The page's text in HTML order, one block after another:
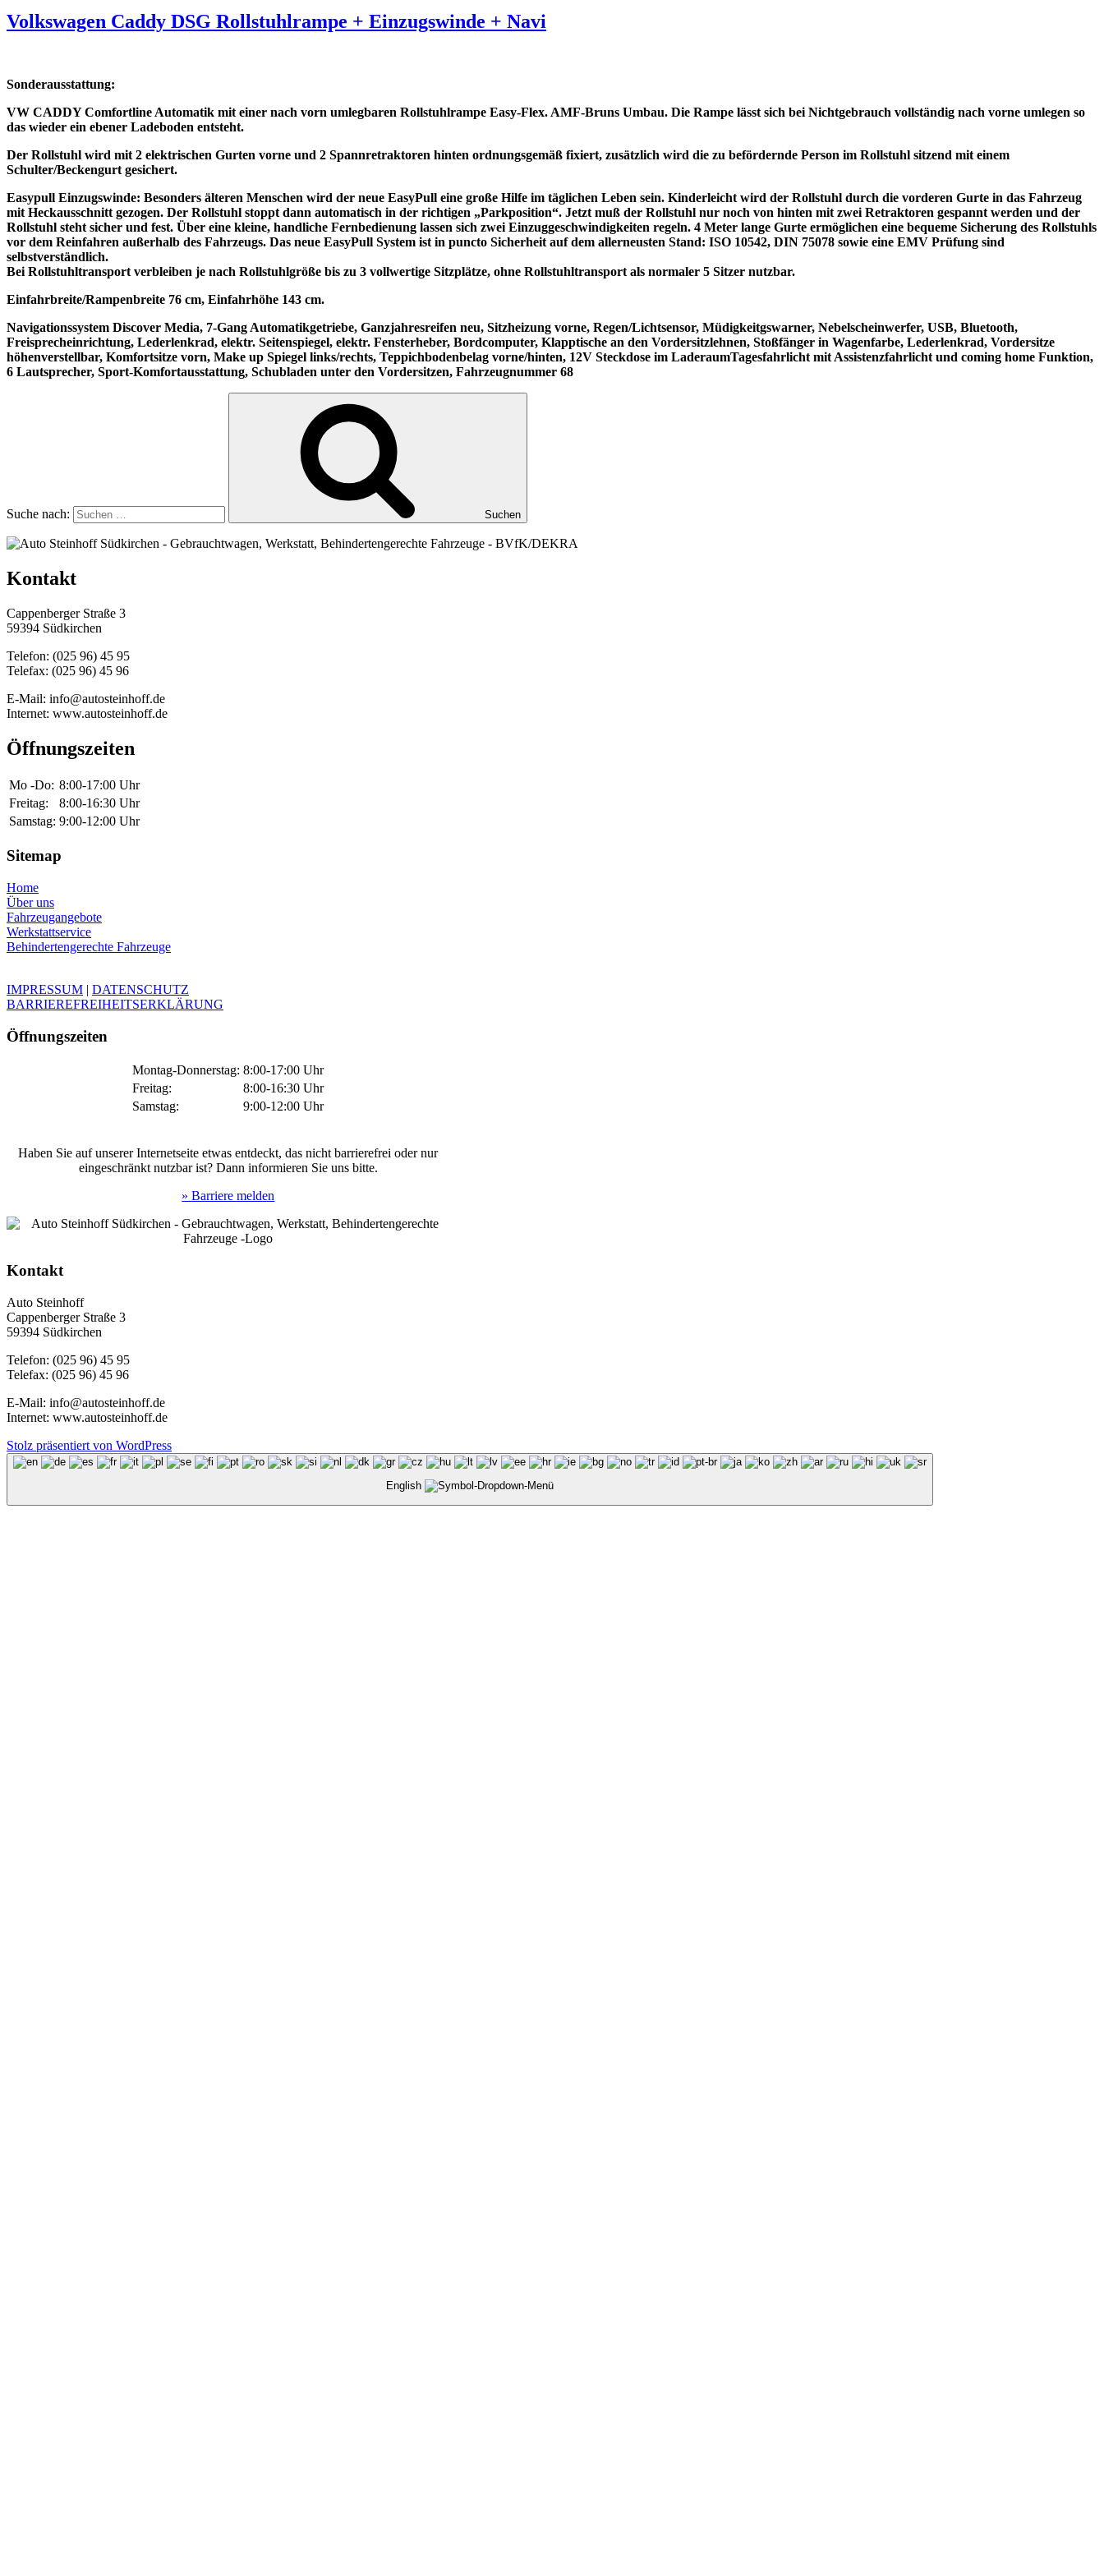
Volkswagen Caddy DSG Rollstuhlrampe + Einzugswinde + Navi
Sonderausstattung:
VW CADDY Comfortline Automatik mit einer nach vorn umlegbaren Rollstuhlrampe Easy-Flex. AMF-Bruns Umbau. Die Rampe lässt sich bei Nichtgebrauch vollständig nach vorne umlegen so
das wieder ein ebener Ladeboden entsteht.
Der Rollstuhl wird mit 2 elektrischen Gurten vorne und 2 Spannretraktoren hinten ordnungsgemäß fixiert, zusätzlich wird die zu befördernde Person im Rollstuhl sitzend mit einem
Schulter/Beckengurt gesichert.
Easypull Einzugswinde: Besonders älteren Menschen wird der neue EasyPull eine große Hilfe im täglichen Leben sein. Kinderleicht wird der Rollstuhl durch die vorderen Gurte in das Fahrzeug
mit Heckausschnitt gezogen. Der Rollstuhl stoppt dann automatisch in der richtigen „Parkposition“. Jetzt muß der Rollstuhl nur noch von hinten mit zwei Retraktoren gespannt werden und der
Rollstuhl steht sicher und fest. Über eine kleine, handliche Fernbedienung lassen sich zwei Einzuggeschwindigkeiten regeln. 4 Meter lange Gurte ermöglichen eine bequeme Sicherung des Rollstuhls
vor dem Reinfahren außerhalb des Fahrzeugs. Das neue EasyPull System ist in puncto Sicherheit auf dem allerneusten Stand: ISO 10542, DIN 75078 sowie eine EMV Prüfung sind
selbstverständlich.
Bei Rollstuhltransport verbleiben je nach Rollstuhlgröße bis zu 3 vollwertige Sitzplätze, ohne Rollstuhltransport als normaler 5 Sitzer nutzbar.
Einfahrbreite/Rampenbreite 76 cm, Einfahrhöhe 143 cm.
Navigationssystem Discover Media, 7-Gang Automatikgetriebe, Ganzjahresreifen neu, Sitzheizung vorne, Regen/Lichtsensor, Müdigkeitgswarner, Nebelscheinwerfer, USB, Bluetooth,
Freisprecheinrichtung, Lederlenkrad, elektr. Seitenspiegel, elektr. Fensterheber, Bordcomputer, Klapptische an den Vordersitzlehnen, Stoßfänger in Wagenfarbe, Lederlenkrad, Vordersitze
höhenverstellbar, Komfortsitze vorn, Make up Spiegel links/rechts, Teppichbodenbelag vorne/hinten, 12V Steckdose im LaderaumTagesfahrlicht mit Assistenzfahrlicht und coming home Funktion,
6 Lautsprecher, Sport-Komfortausstattung, Schubladen unter den Vordersitzen, Fahrzeugnummer 68
Suche nach: Suchen
Kontakt
Cappenberger Straße 3
59394 Südkirchen
Telefon: (025 96) 45 95
Telefax: (025 96) 45 96
E-Mail: info@autosteinhoff.de
Internet: www.autosteinhoff.de
Öffnungszeiten
Mo -Do: 8:00-17:00 Uhr
Freitag:
8:00-16:30 Uhr
Samstag: 9:00-12:00 Uhr
Sitemap
Home
Über uns
Fahrzeugangebote
Werkstattservice
Behindertengerechte Fahrzeuge
IMPRESSUM | DATENSCHUTZ
BARRIEREFREIHEITSERKLÄRUNG
Öffnungszeiten
Montag-Donnerstag: 8:00-17:00 Uhr
Freitag:
8:00-16:30 Uhr
Samstag:
9:00-12:00 Uhr
Haben Sie auf unserer Internetseite etwas entdeckt, das nicht barrierefrei oder nur
eingeschränkt nutzbar ist? Dann informieren Sie uns bitte.
» Barriere melden
Kontakt
Auto Steinhoff
Cappenberger Straße 3
59394 Südkirchen
Telefon: (025 96) 45 95
Telefax: (025 96) 45 96
E-Mail: info@autosteinhoff.de
Internet: www.autosteinhoff.de
Stolz präsentiert von WordPress
English